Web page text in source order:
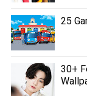
25
30+